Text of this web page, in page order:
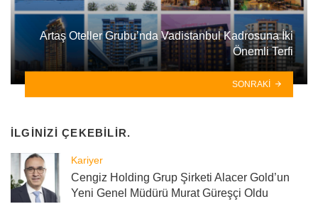
Artaş Oteller Grubu’nda Vadistanbul Kadrosuna İki
Önemli Terfi
SONRAKI
İLGINIZI ÇEKEBILIR.
Kariyer
Cengiz Holding Grup Şirketi Alacer Gold’un
Yeni Genel Müdürü Murat Güreşçi Oldu